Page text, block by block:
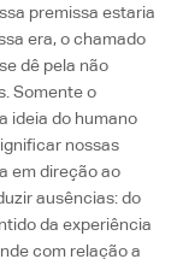
premissa estaria
era, o chamado
dê pela não
Somente o
ideia do humano
nossas
em direção ao
ausências: do
da experiência
com relação a